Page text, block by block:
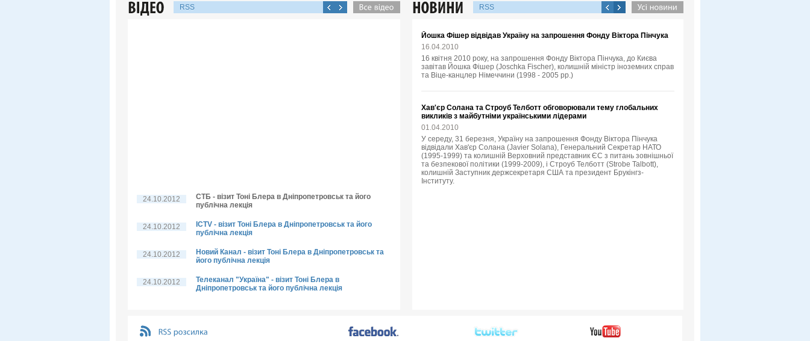
RSS
24.10.2012
СТБ - візит Тоні Блера в Дніпропетровськ та його
публічна лекція
24.10.2012
ICTV - візит Тоні Блера в Дніпропетровськ та його
публічна лекція
24.10.2012
Новий Канал - візит Тоні Блера в Дніпропетровськ та
його публічна лекція
24.10.2012
Телеканал "Україна" - візит Тоні Блера в
Дніпропетровськ та його публічна лекція
RSS
Йошка Фішер відвідав Україну на запрошення Фонду Віктора Пінчука
16.04.2010
16 квітня 2010 року, на запрошення Фонду Віктора Пінчука, до Києва
завітав Йошка Фішер (Joschka Fischer), колишній міністр іноземних справ
та Віце-канцлер Німеччини (1998 - 2005 рр.)
Хав'єр Солана та Строуб Телботт обговорювали тему глобальних
викликів з майбутніми українськими лідерами
01.04.2010
У середу, 31 березня, Україну на запрошення Фонду Віктора Пінчука
відвідали Хав'єр Солана (Javier Solana), Генеральний Секретар НАТО
(1995-1999) та колишній Верховний представник ЄС з питань зовнішньої
та безпекової політики (1999-2009), і Строуб Телботт (Strobe Talbott),
колишній Заступник держсекретаря США та президент Брукінгз-
Інституту.